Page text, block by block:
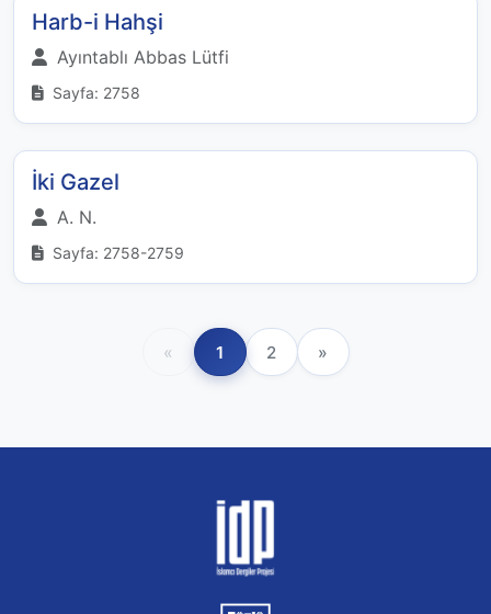
Harb-i Hahşi
Ayıntablı Abbas Lütfi
Sayfa: 2758
İki Gazel
A. N.
Sayfa: 2758-2759
« 1 2 »